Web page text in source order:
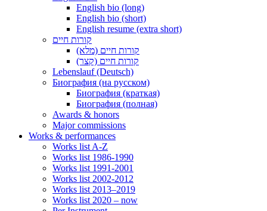
English bio (long)
English bio (short)
English resume (extra short)
קורות חיים
קורות חיים (מלא)
קורות חיים (קצר)
Lebenslauf (Deutsch)
Биография (на русском)
Биография (краткая)
Биография (полная)
Awards & honors
Major commissions
Works & performances
Works list A-Z
Works list 1986-1990
Works list 1991-2001
Works list 2002-2012
Works list 2013–2019
Works list 2020 – now